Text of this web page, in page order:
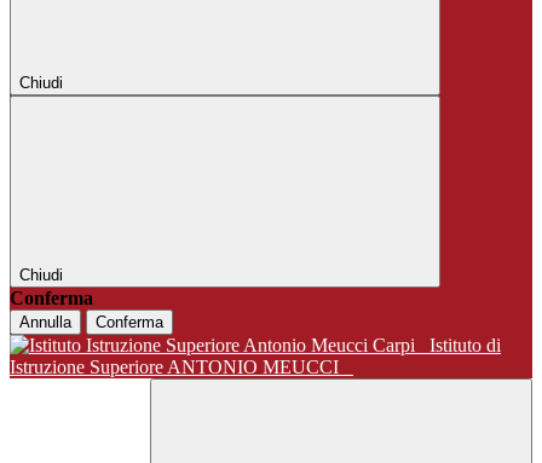
Chiudi
Chiudi
Conferma
Annulla Conferma
Istituto di
Istruzione Superiore ANTONIO MEUCCI